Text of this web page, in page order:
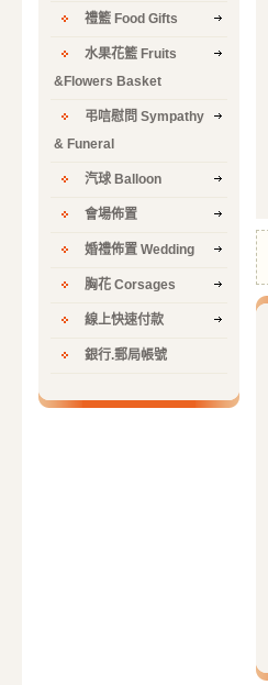
禮籃 Food Gifts
水果花籃 Fruits
&Flowers Basket
弔唁慰問 Sympathy
& Funeral
汽球 Balloon
會場佈置
婚禮佈置 Wedding
胸花 Corsages
線上快速付款
銀行.郵局帳號